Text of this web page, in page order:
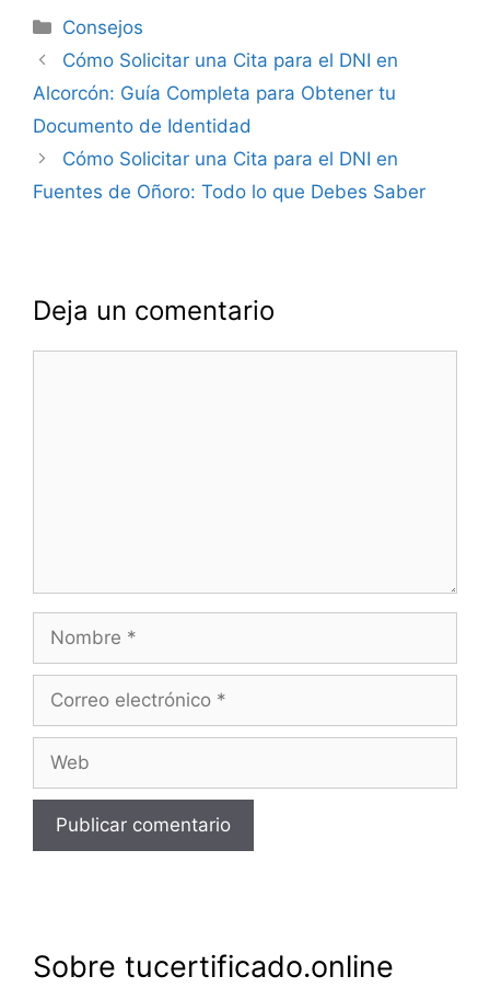
Categorías
Consejos
Navegación
de
Cómo Solicitar una Cita para el DNI en
Alcorcón: Guía Completa para Obtener tu
Documento de Identidad
Cómo Solicitar una Cita para el DNI en
Fuentes de Oñoro: Todo lo que Debes Saber
Deja un comentario
Nombre
Correo
Web
Sobre tucertificado.online